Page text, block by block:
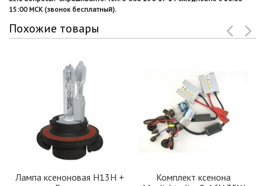
15:00 МСК (звонок бесплатный).
Похожие товары
Лампа ксеноновая H13H +
Комплект ксенона